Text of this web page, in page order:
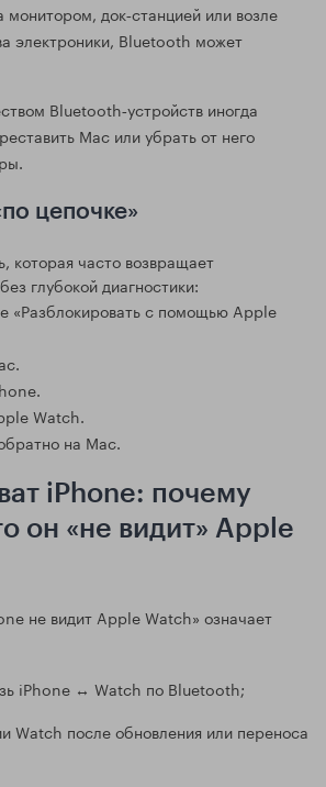
монитором, док‑станцией или возле
электроники, Bluetooth может
Bluetooth‑устройств иногда
Mac или убрать от него
цепочке»
которая часто возвращает
глубокой диагностики:
«Разблокировать с помощью Apple
Watch.
на Mac.
iPhone: почему
он «не видит» Apple
не видит Apple Watch» означает
iPhone ↔ Watch по Bluetooth;
Watch после обновления или переноса